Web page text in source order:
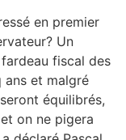
en premier
Un
fiscal des
ans et malgré
équilibrés,
on ne pigera